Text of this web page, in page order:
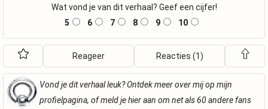
Wat vond je van dit verhaal? Geef een cijfer!
5
6 7 8 9 10
Reageer Reacties (1)
Vond je dit verhaal leuk? Ontdek meer over mij op mijn
profielpagina, of meld je hier aan om net als 60 andere fans